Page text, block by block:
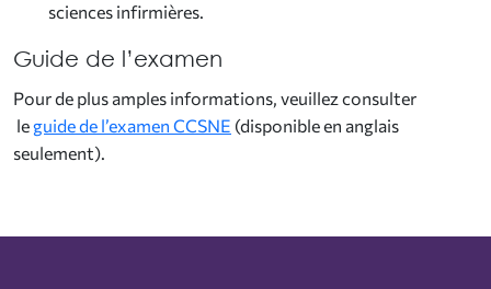
sciences infirmières.
Guide de l’examen
Pour de plus amples informations, veuillez consulter
leguide de l’examen CCSNE (disponible en anglais
seulement).